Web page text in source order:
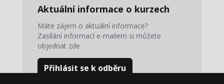
Aktuální informace o kurzech
Máte zájem o aktuální informace?
Zasílání informací e-mailem si můžete
objednat zde.
Přihlásit se k odběru